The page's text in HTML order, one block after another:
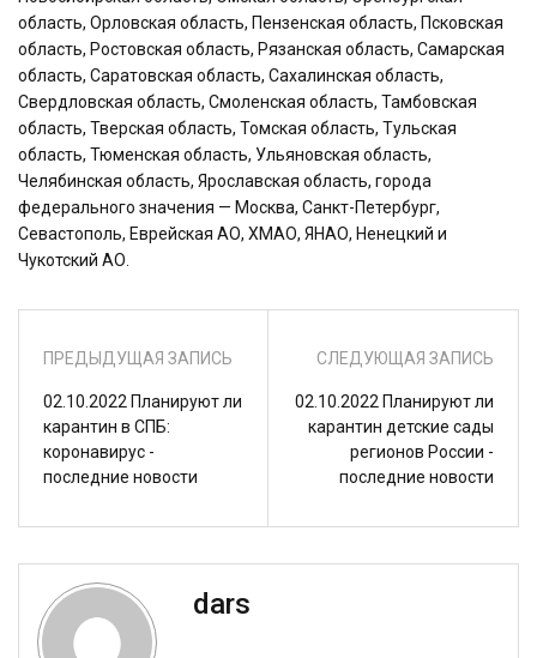
область, Орловская область, Пензенская область, Псковская
область, Ростовская область, Рязанская область, Самарская
область, Саратовская область, Сахалинская область,
Свердловская область, Смоленская область, Тамбовская
область, Тверская область, Томская область, Тульская
область, Тюменская область, Ульяновская область,
Челябинская область, Ярославская область, города
федерального значения — Москва, Санкт-Петербург,
Севастополь, Еврейская АО, ХМАО, ЯНАО, Ненецкий и
Чукотский АО.
ПРЕДЫДУЩАЯ ЗАПИСЬ
02.10.2022 Планируют ли
карантин в СПБ:
коронавирус -
последние новости
СЛЕДУЮЩАЯ ЗАПИСЬ
02.10.2022 Планируют ли
карантин детские сады
регионов России -
последние новости
dars